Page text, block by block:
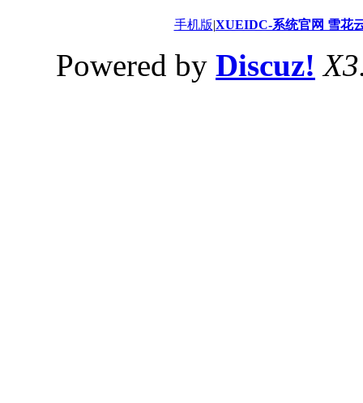
手机版|XUEIDC-系统官网 雪花
Powered by Discuz!